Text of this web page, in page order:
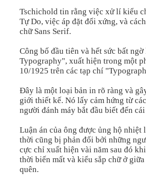
Tschichold tin rằng việc xử lí kiểu
Tự Do, việc áp đặt đối xứng, và
chữ Sans Serif.
Công bố đầu tiên và hết sức bất
Typography", xuất hiện trong một
10/1925 trên các tạp chí
Đây là một loại bản in rõ ràng và
giới thiết kế. Nó lấy cảm hứng từ
người đánh máy bắt đầu biết đến
Luận án của ông được ủng hộ
thời cũng bị phản đối bởi những
cực chỉ xuất hiện vài năm sau đó
thời biến mất và kiểu sắp chữ ở
quên.